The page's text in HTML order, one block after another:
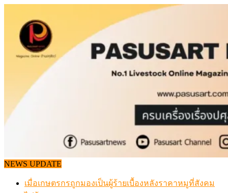
content
NEWS UPDATE
เมื่อเกษตรกรถูกมองเป็นผู้ร้ายเบื้องหลังราคาหมูที่สังคม